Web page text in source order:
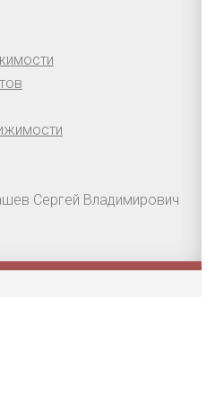
Сергей Владимирович